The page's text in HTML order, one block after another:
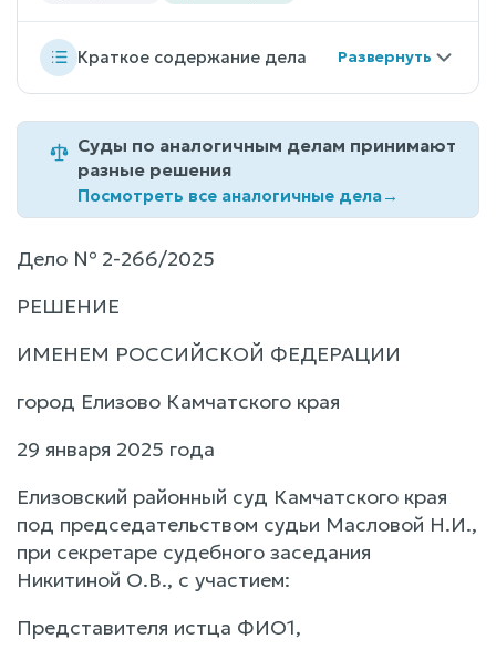
Краткое содержание дела
Суды по аналогичным делам принимают
разные решения
Посмотреть все аналогичные дела→
Дело № 2-266/2025
РЕШЕНИЕ
ИМЕНЕМ РОССИЙСКОЙ ФЕДЕРАЦИИ
город Елизово Камчатского края
29 января 2025 года
Елизовский районный суд Камчатского края
под председательством судьи Масловой Н.И.,
при секретаре судебного заседания
Никитиной О.В., с участием:
Представителя истца ФИО1,